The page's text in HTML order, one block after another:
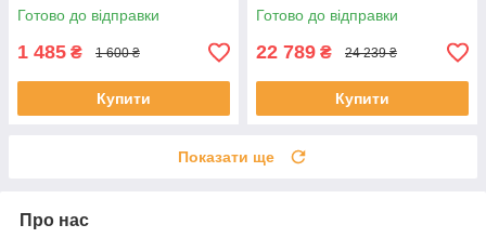
Готово до відправки
1 485 ₴ 1 600 ₴
Купити
Готово до відправки
22 789 ₴ 24 239 ₴
Купити
Показати ще
Про нас